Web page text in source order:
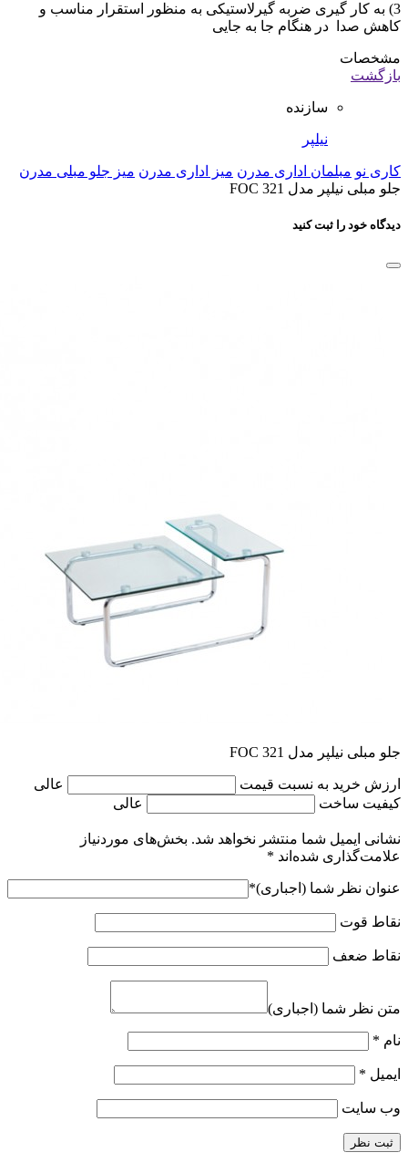
3) به کار گیری ضربه گیرلاستیکی به منظور استقرار مناسب و
کاهش صدا در هنگام جا به جایی
مشخصات
بازگشت
سازنده
نیلپر
کاری نو مبلمان اداری مدرن میز اداری مدرن میز جلو مبلی مدرن
جلو مبلی نیلپر مدل FOC 321
دیدگاه خود را ثبت کنید
جلو مبلی نیلپر مدل FOC 321
ارزش خرید به نسبت قیمت
عالی
کیفیت ساخت
عالی
نشانی ایمیل شما منتشر نخواهد شد. بخش‌های موردنیاز
علامت‌گذاری شده‌اند *
عنوان نظر شما (اجباری)*
نقاط قوت
نقاط ضعف
متن نظر شما (اجباری)
نام *
ایمیل *
وب‌ سایت